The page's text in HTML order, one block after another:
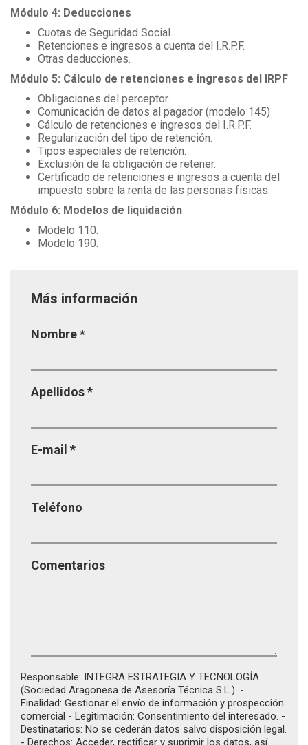
Módulo 4: Deducciones
Cuotas de Seguridad Social.
Retenciones e ingresos a cuenta del I.R.P.F.
Otras deducciones.
Módulo 5: Cálculo de retenciones e ingresos del IRPF
Obligaciones del perceptor.
Comunicación de datos al pagador (modelo 145)
Cálculo de retenciones e ingresos del I.R.P.F.
Regularización del tipo de retención.
Tipos especiales de retención.
Exclusión de la obligación de retener.
Certificado de retenciones e ingresos a cuenta del
impuesto sobre la renta de las personas físicas.
Módulo 6: Modelos de liquidación
Modelo 110.
Modelo 190.
Más información
Nombre*
Apellidos*
E-mail *
Teléfono
Comentarios
Responsable: INTEGRA ESTRATEGIA Y TECNOLOGÍA
(Sociedad Aragonesa de Asesoría Técnica S.L.). -
Finalidad: Gestionar el envío de información y prospección
comercial - Legitimación: Consentimiento del interesado. -
Destinatarios: No se cederán datos salvo disposición legal.
- Derechos: Acceder, rectificar y suprimir los datos, así